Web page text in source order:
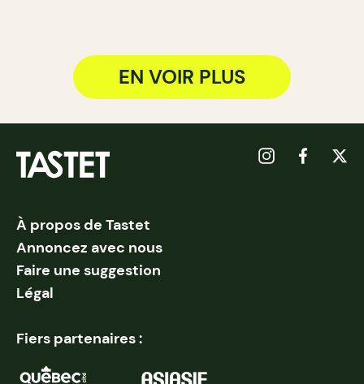
EN VOIR PLUS
À propos de Tastet
Annoncez avec nous
Faire une suggestion
Légal
Fiers partenaires :